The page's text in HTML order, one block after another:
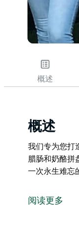
概述
概述
我们专为您打
腊肠和奶酪拼
一次永生难忘
腊肠和奶酪拼
阅读更多